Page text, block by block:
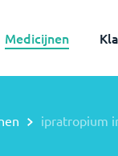
Medicijnen
ipratropium